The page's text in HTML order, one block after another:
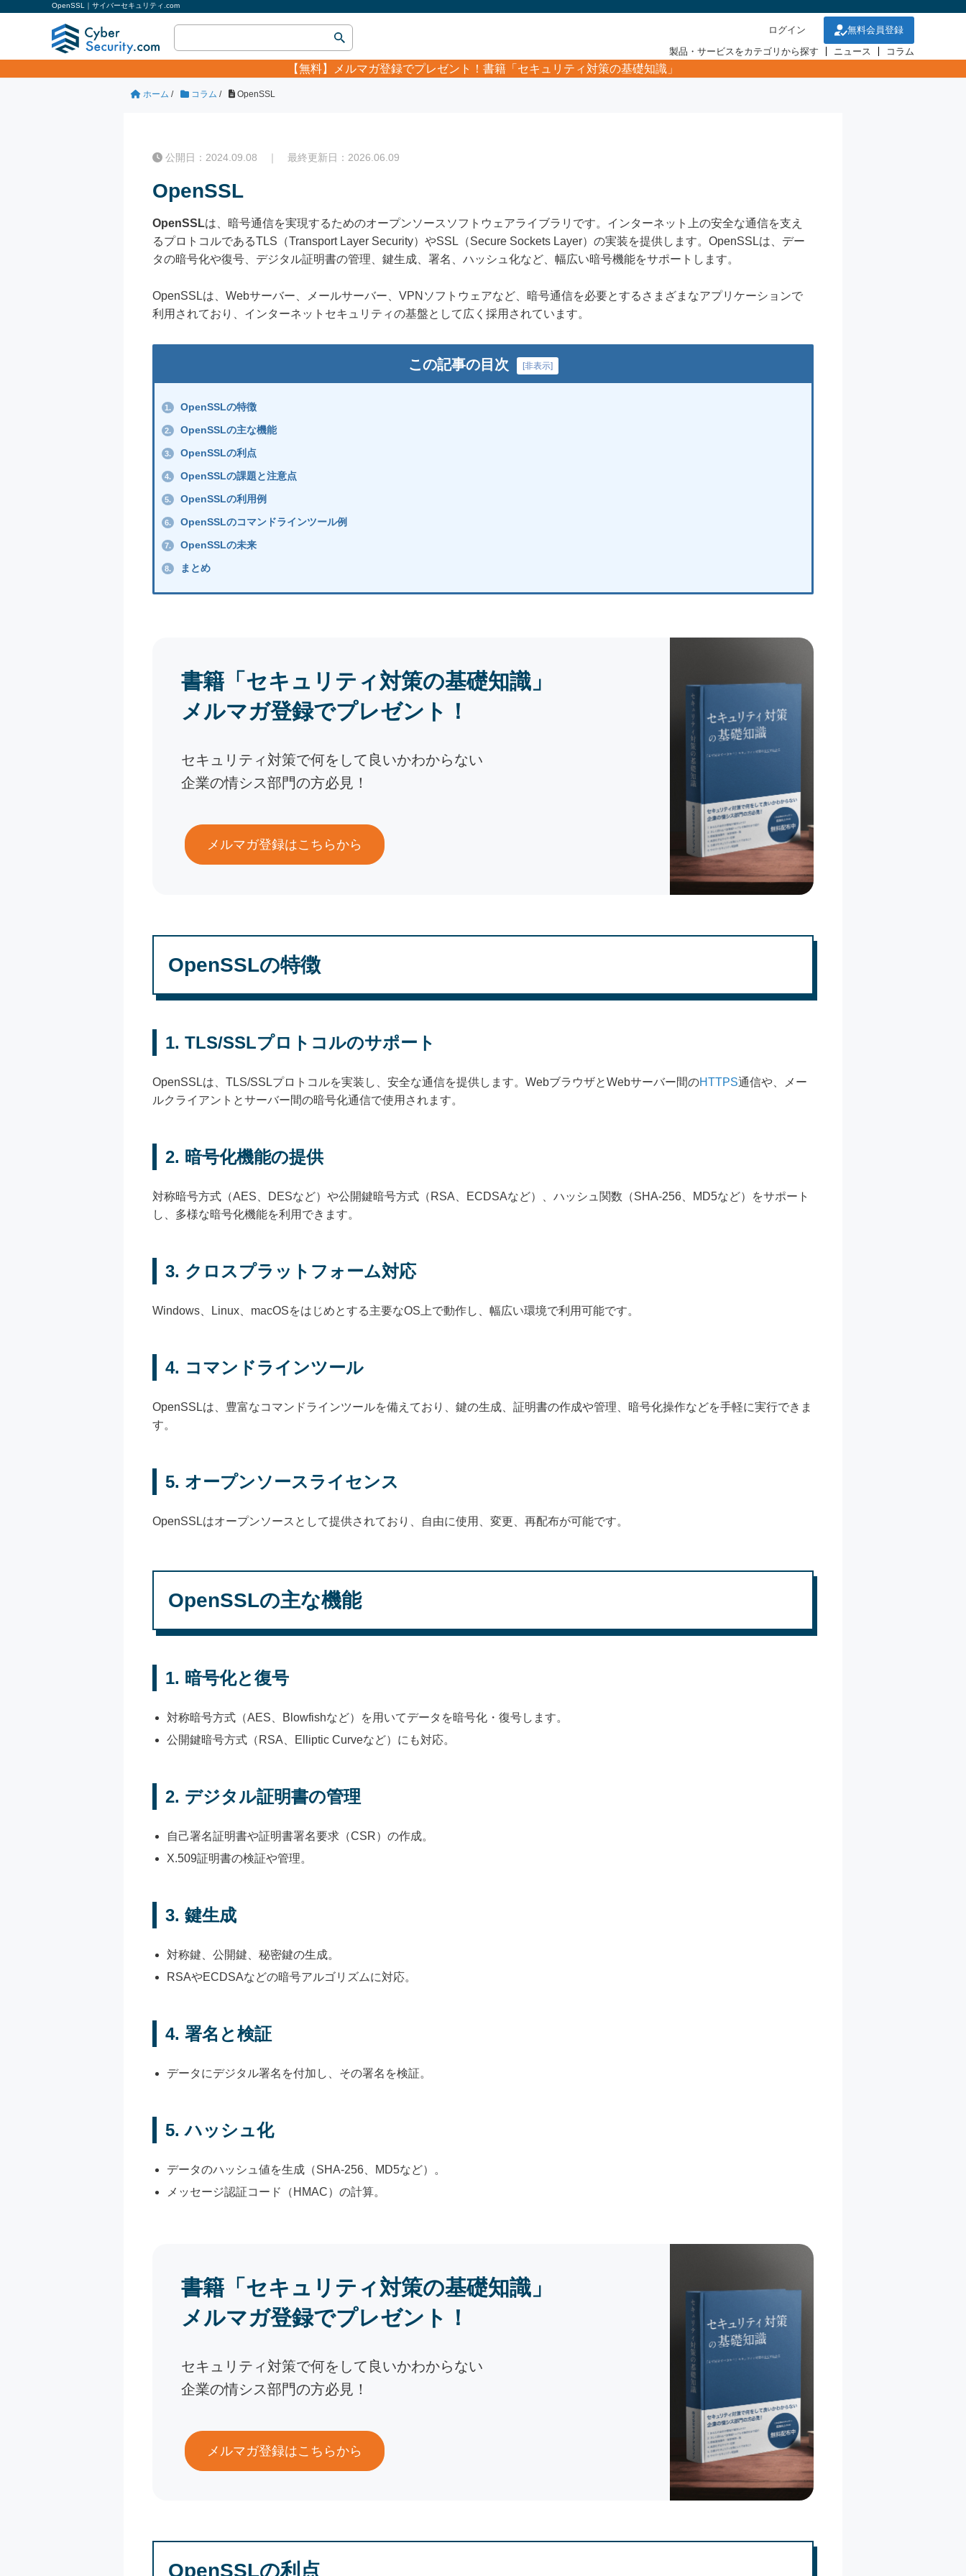
OpenSSL｜サイバーセキュリティ.com
ログイン
無料会員登録
製品・サービスをカテゴリから探す
ニュース コラム
【無料】 メルマガ登録でプレゼント！書籍「セキュリティ対策の基礎知識」
ホーム / コラム / OpenSSL
公開日：2024.09.08 ｜ 最終更新日：2026.06.09
OpenSSL
OpenSSLは、暗号通信を実現するためのオープンソースソフトウェアライブラリです。インターネット上の安全な通信を支え
るプロトコルであるTLS（Transport Layer Security）やSSL（Secure Sockets Layer）の実装を提供します。OpenSSLは、デー
タの暗号化や復号、デジタル証明書の管理、鍵生成、署名、ハッシュ化など、幅広い暗号機能をサポートします。
OpenSSLは、Webサーバー、メールサーバー、VPNソフトウェアなど、暗号通信を必要とするさまざまなアプリケーションで
利用されており、インターネットセキュリティの基盤として広く採用されています。
この記事の目次 [非表示]
1. OpenSSLの特徴
2. OpenSSLの主な機能
3. OpenSSLの利点
4. OpenSSLの課題と注意点
5. OpenSSLの利用例
6. OpenSSLのコマンドラインツール例
7. OpenSSLの未来
8. まとめ
書籍「セキュリティ対策の基礎知識」
メルマガ登録でプレゼント！
セキュリティ対策で何をして良いかわからない
企業の情シス部門の方必見！
メルマガ登録はこちらから
OpenSSLの特徴
1. TLS/SSLプロトコルのサポート
OpenSSLは、TLS/SSLプロトコルを実装し、安全な通信を提供します。WebブラウザとWebサーバー間のHTTPS通信や、メー
ルクライアントとサーバー間の暗号化通信で使用されます。
2. 暗号化機能の提供
対称暗号方式（AES、DESなど）や公開鍵暗号方式（RSA、ECDSAなど）、ハッシュ関数（SHA-256、MD5など）をサポート
し、多様な暗号化機能を利用できます。
3. クロスプラットフォーム対応
Windows、Linux、macOSをはじめとする主要なOS上で動作し、幅広い環境で利用可能です。
4. コマンドラインツール
OpenSSLは、豊富なコマンドラインツールを備えており、鍵の生成、証明書の作成や管理、暗号化操作などを手軽に実行できま
す。
5. オープンソースライセンス
OpenSSLはオープンソースとして提供されており、自由に使用、変更、再配布が可能です。
OpenSSLの主な機能
1. 暗号化と復号
対称暗号方式（AES、Blowfishなど）を用いてデータを暗号化・復号します。
公開鍵暗号方式（RSA、Elliptic Curveなど）にも対応。
2. デジタル証明書の管理
自己署名証明書や証明書署名要求（CSR）の作成。
X.509証明書の検証や管理。
3. 鍵生成
対称鍵、公開鍵、秘密鍵の生成。
RSAやECDSAなどの暗号アルゴリズムに対応。
4. 署名と検証
データにデジタル署名を付加し、その署名を検証。
5.ハッシュ化
データのハッシュ値を生成（SHA-256、MD5など）。
メッセージ認証コード（HMAC）の計算。
書籍「セキュリティ対策の基礎知識」
メルマガ登録でプレゼント！
セキュリティ対策で何をして良いかわからない
企業の情シス部門の方必見！
メルマガ登録はこちらから
OpenSSLの利点